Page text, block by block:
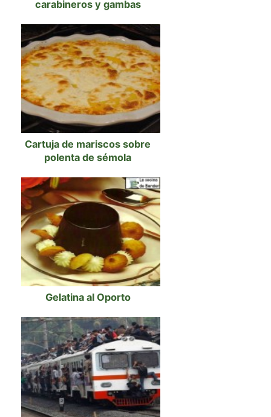
carabineros y gambas
Cartuja de mariscos sobre
polenta de sémola
Gelatina al Oporto